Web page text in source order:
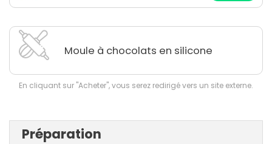
Moule à chocolats en silicone
En cliquant sur "Acheter", vous serez redirigé vers un site externe.
Préparation